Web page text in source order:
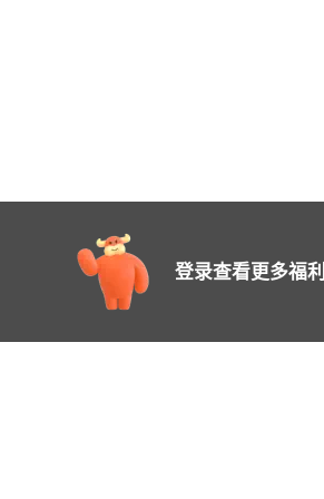
登录查看更多福